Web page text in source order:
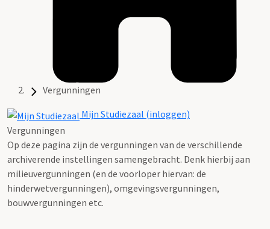
Vergunningen
Mijn Studiezaal (inloggen)
Vergunningen
Op deze pagina zijn de vergunningen van de verschillende
archiverende instellingen samengebracht. Denk hierbij aan
milieuvergunningen (en de voorloper hiervan: de
hinderwetvergunningen), omgevingsvergunningen,
bouwvergunningen etc.